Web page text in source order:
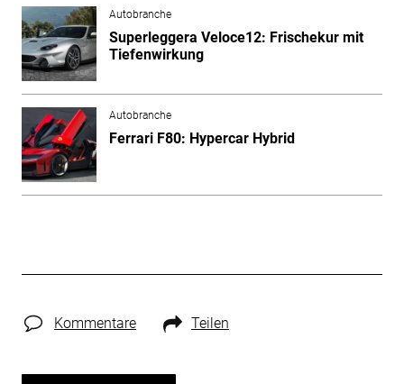
Autobranche
Superleggera Veloce12: Frischekur mit
Tiefenwirkung
Autobranche
Ferrari F80: Hypercar Hybrid
Kommentare Teilen